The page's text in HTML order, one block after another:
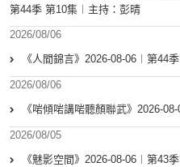
第44季 第10集︱主持：彭晴
2026/08/06
《人間錦言》2026-08-06︱第44
2026/08/06
《啱傾啱講啱聽顏聯武》2026-
2026/08/05
《魅影空間》2026-08-06︱第43